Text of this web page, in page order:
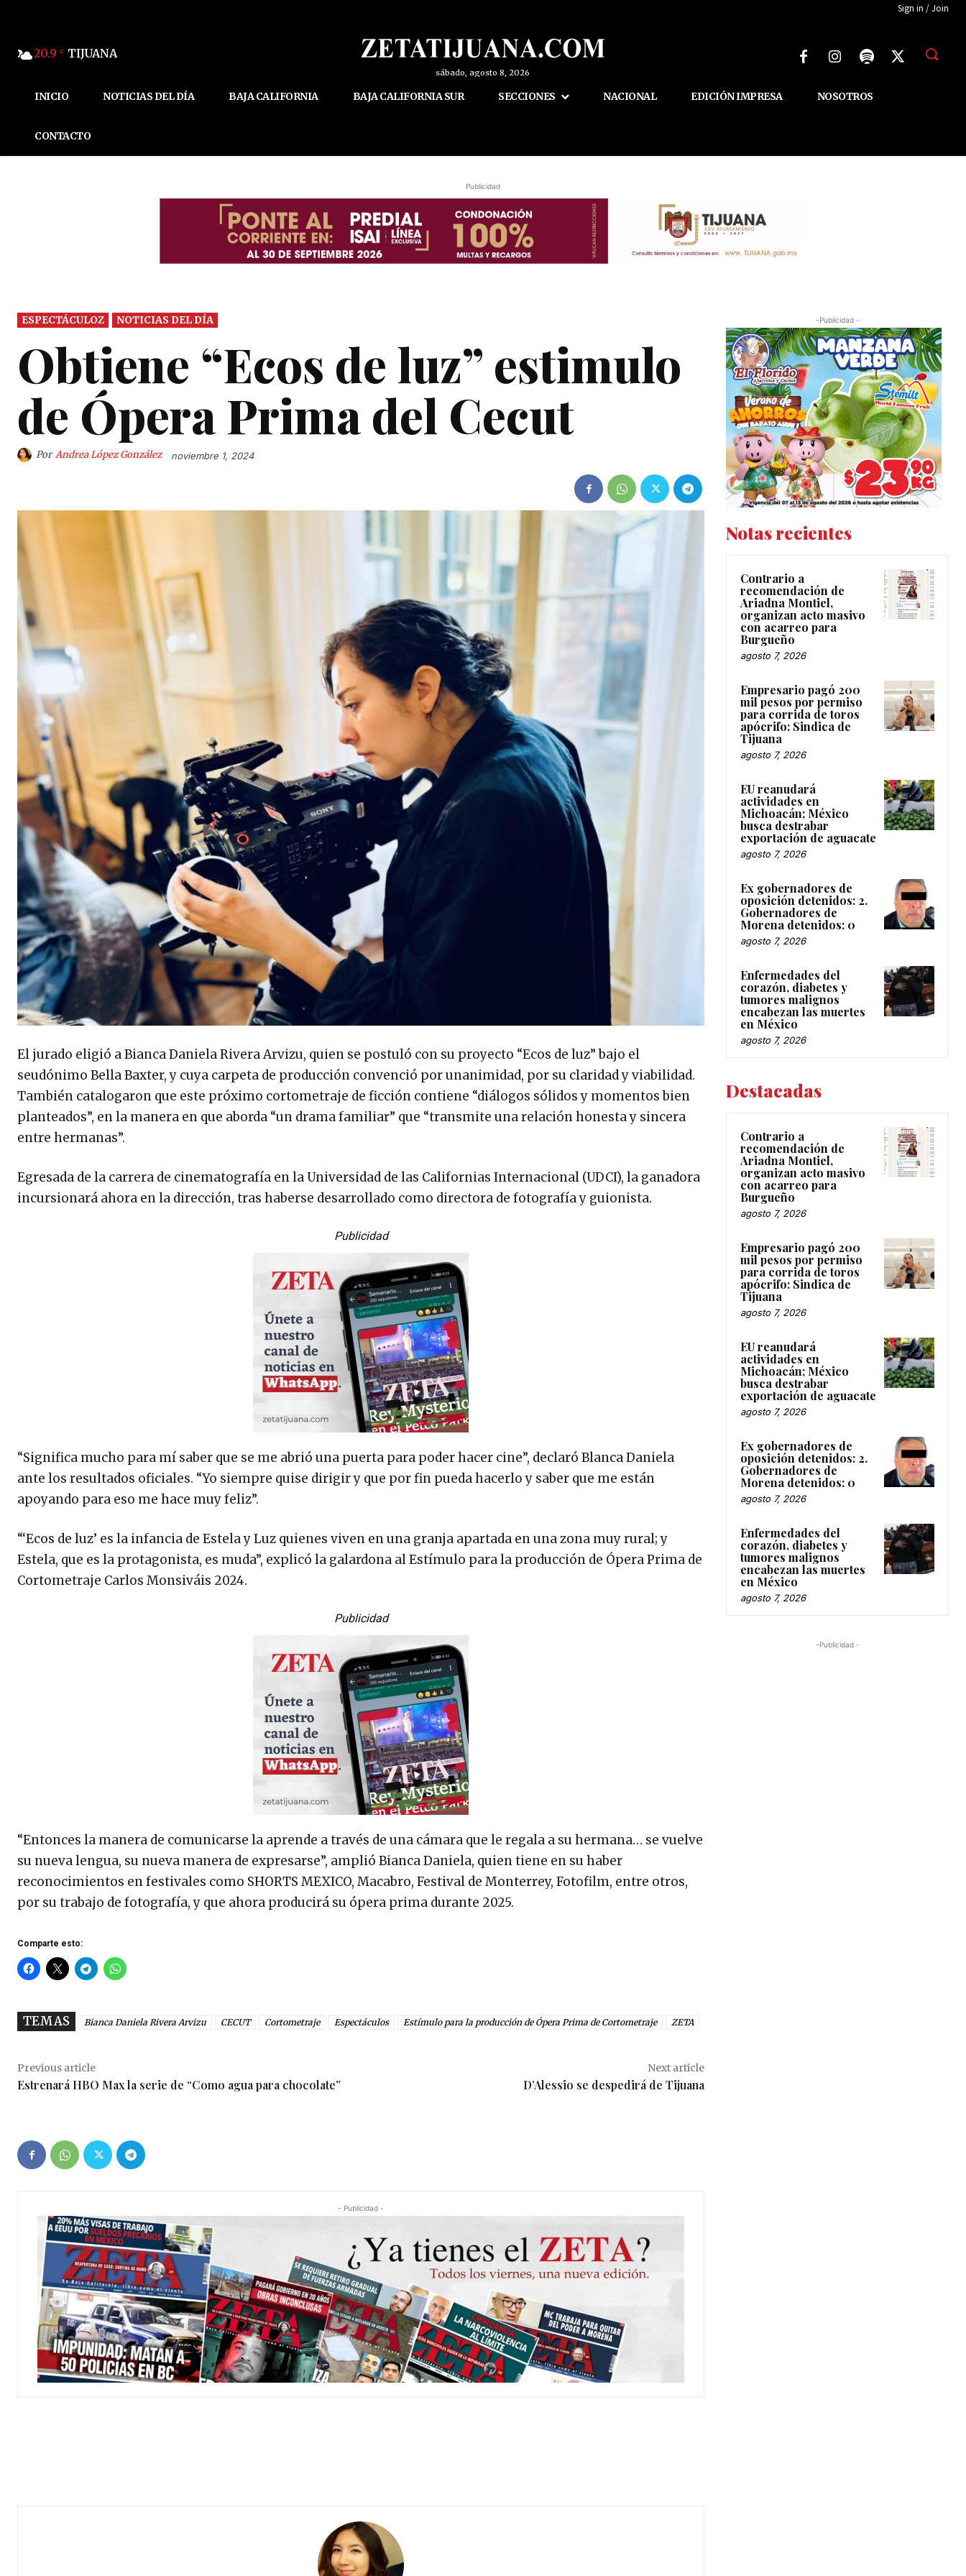
Sign in / Join
20.9 C TIJUANA
sábado, agosto 8, 2026
INICIO NOTICIAS DEL DÍA BAJA CALIFORNIA BAJA CALIFORNIA SUR SECCIONES NACIONAL EDICIÓN IMPRESA NOSOTROS
CONTACTO
Publicidad
ESPECTÁCULOZ NOTICIAS DEL DÍA
Obtiene “Ecos de luz” estimulo
de Ópera Prima del Cecut
Por Andrea López González noviembre 1, 2024
El jurado eligió a Bianca Daniela Rivera Arvizu, quien se postuló con su proyecto “Ecos de luz” bajo el
seudónimo Bella Baxter, y cuya carpeta de producción convenció por unanimidad, por su claridad y viabilidad.
También catalogaron que este próximo cortometraje de ficción contiene “diálogos sólidos y momentos bien
planteados”, en la manera en que aborda “un drama familiar” que “transmite una relación honesta y sincera
entre hermanas”.
Egresada de la carrera de cinematografía en la Universidad de las Californias Internacional (UDCI), la ganadora
incursionará ahora en la dirección, tras haberse desarrollado como directora de fotografía y guionista.
Publicidad
“Significa mucho para mí saber que se me abrió una puerta para poder hacer cine”, declaró Blanca Daniela
ante los resultados oficiales. “Yo siempre quise dirigir y que por fin pueda hacerlo y saber que me están
apoyando para eso me hace muy feliz”.
“‘Ecos de luz’ es la infancia de Estela y Luz quienes viven en una granja apartada en una zona muy rural; y
Estela, que es la protagonista, es muda”, explicó la galardona al Estímulo para la producción de Ópera Prima de
Cortometraje Carlos Monsiváis 2024.
Publicidad
“Entonces la manera de comunicarse la aprende a través de una cámara que le regala a su hermana… se vuelve
su nueva lengua, su nueva manera de expresarse”, amplió Bianca Daniela, quien tiene en su haber
reconocimientos en festivales como SHORTS MEXICO, Macabro, Festival de Monterrey, Fotofilm, entre otros,
por su trabajo de fotografía, y que ahora producirá su ópera prima durante 2025.
Comparte esto:
TEMAS Bianca Daniela Rivera Arvizu CECUT Cortometraje Espectáculos Estímulo para la producción de Ópera Prima de Cortometraje ZETA
Previous article
Estrenará HBO Max la serie de “Como agua para chocolate”
Next article
D’Alessio se despedirá de Tijuana
- Publicidad -
-Publicidad -
Notas recientes
Contrario a
recomendación de
Ariadna Montiel,
organizan acto masivo
con acarreo para
Burgueño
agosto 7, 2026
Empresario pagó 200
mil pesos por permiso
para corrida de toros
apócrifo: Sindica de
Tijuana
agosto 7, 2026
EU reanudará
actividades en
Michoacán; México
busca destrabar
exportación de aguacate
agosto 7, 2026
Ex gobernadores de
oposición detenidos: 2.
Gobernadores de
Morena detenidos: 0
agosto 7, 2026
Enfermedades del
corazón, diabetes y
tumores malignos
encabezan las muertes
en México
agosto 7, 2026
Destacadas
Contrario a
recomendación de
Ariadna Montiel,
organizan acto masivo
con acarreo para
Burgueño
agosto 7, 2026
Empresario pagó 200
mil pesos por permiso
para corrida de toros
apócrifo: Sindica de
Tijuana
agosto 7, 2026
EU reanudará
actividades en
Michoacán; México
busca destrabar
exportación de aguacate
agosto 7, 2026
Ex gobernadores de
oposición detenidos: 2.
Gobernadores de
Morena detenidos: 0
agosto 7, 2026
Enfermedades del
corazón, diabetes y
tumores malignos
encabezan las muertes
en México
agosto 7, 2026
-Publicidad -